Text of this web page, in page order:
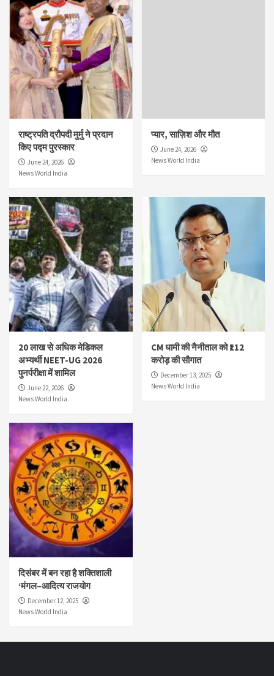
राष्ट्रपति द्रौपदी मुर्मु ने प्रदान
किए पद्म पुरस्कार
June 24, 2026
News World India
प्यार, साज़िश और मौत
June 24, 2026
News World India
20 लाख से अधिक मेडिकल
अभ्यर्थी NEET-UG 2026
पुनर्परीक्षा में शामिल
June 22, 2026
News World India
CM धामी की नैनीताल को ₹112
करोड़ की सौगात
December 13, 2025
News World India
दिसंबर में बन रहा है शक्तिशाली
‘मंगल–आदित्य राजयोग
December 12, 2025
News World India